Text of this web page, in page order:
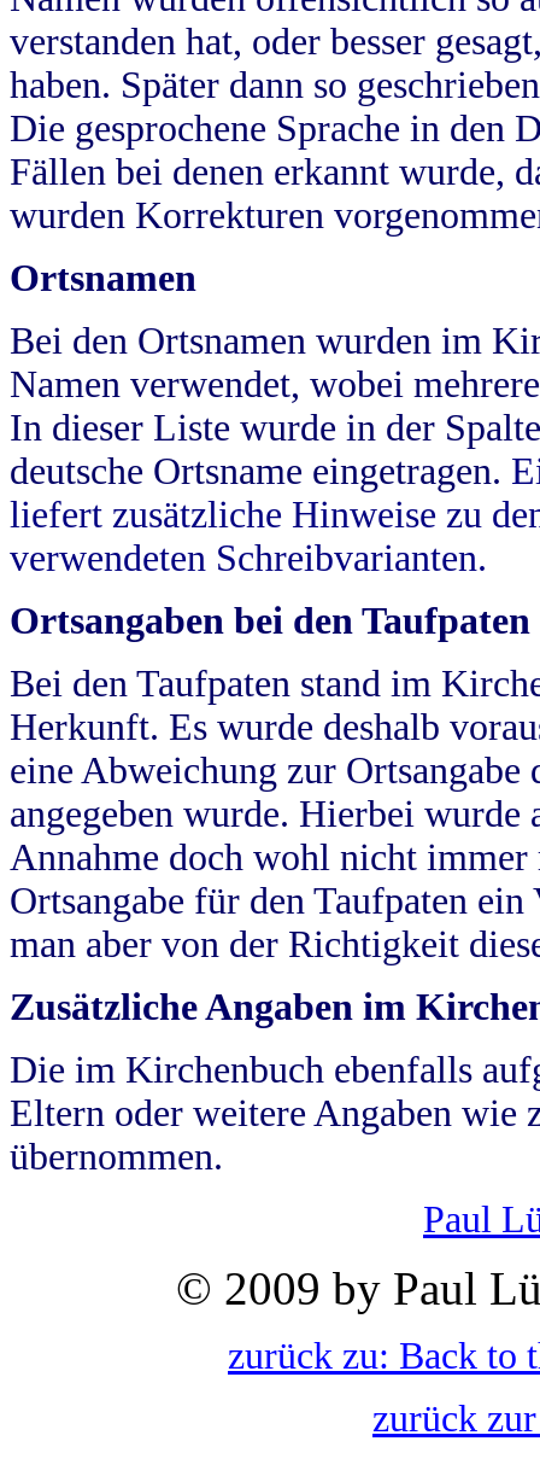
verstanden hat, oder besser
haben. Später dann so
Die gesprochene Sprache in
Fällen bei denen erkannt wurde,
wurden Korrekturen
Ortsnamen
Bei den Ortsnamen wurden im
Namen verwendet, wobei
In dieser Liste wurde in der
deutsche Ortsname eingetragen.
liefert zusätzliche Hinweise zu
verwendeten Schreibvarianten.
Ortsangaben bei den Taufpaten
Bei den Taufpaten stand im
Herkunft. Es wurde deshalb
eine Abweichung zur
angegeben wurde. Hierbei wurde
Annahme doch wohl nicht
Ortsangabe für den Taufpaten
man aber von der Richtigkeit
Zusätzliche Angaben im
Die im Kirchenbuch ebenfalls
Eltern oder weitere Angaben wie
übernommen.
Paul
© 2009 by Paul
zurück zu: Back to
zurück